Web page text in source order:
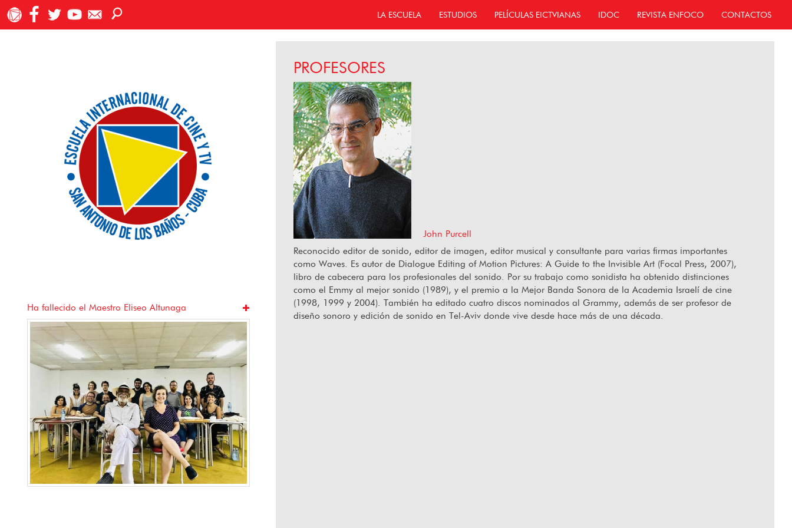
LA ESCUELA ESTUDIOS PELÍCULAS EICTVIANAS IDOC REVISTA ENFOCO CONTACTOS
Ha fallecido el Maestro Eliseo Altunaga
Jugando a mirar: Cine, juego y barrio en La Habana
Ha fallecido Orlando Senna
PROFESORES
John Purcell
Reconocido editor de sonido, editor de imagen, editor musical y consultante para varias firmas importantes
como Waves. Es autor de Dialogue Editing of Motion Pictures: A Guide to the Invisible Art (Focal Press, 2007),
libro de cabecera para los profesionales del sonido. Por su trabajo como sonidista ha obtenido distinciones
como el Emmy al mejor sonido (1989), y el premio a la Mejor Banda Sonora de la Academia Israelí de cine
(1998, 1999 y 2004). También ha editado cuatro discos nominados al Grammy, además de ser profesor de
diseño sonoro y edición de sonido en Tel-Aviv donde vive desde hace más de una década.